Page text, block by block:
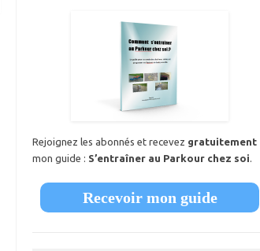
Rejoignez les abonnés et recevez gratuitement
mon guide : S’entraîner au Parkour chez soi
Recevoir mon guide